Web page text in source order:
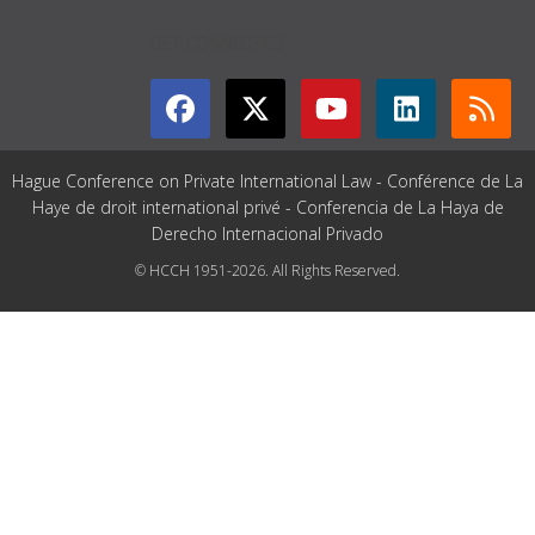
Hague Conference on Private International Law - Conférence de La
Haye de droit international privé - Conferencia de La Haya de
Derecho Internacional Privado
© HCCH 1951-2026. All Rights Reserved.